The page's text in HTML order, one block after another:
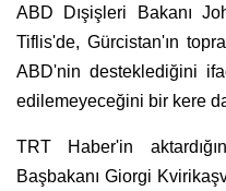
ABD Dışişleri Bakanı
Tiflis'de, Gürcistan'ın
ABD'nin desteklediğini
edilemeyeceğini bir kere
TRT Haber'in
Başbakanı Giorgi